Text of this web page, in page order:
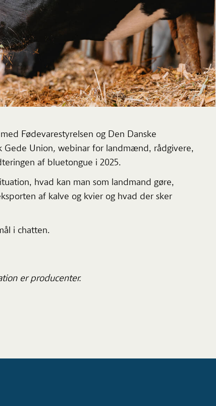
Fødevarestyrelsen og Den Danske
Gede Union, webinar for landmænd, rådgivere,
af bluetongue i 2025.
hvad kan man som landmand gøre,
af kalve og kvier og hvad der sker
i chatten.
er producenter.